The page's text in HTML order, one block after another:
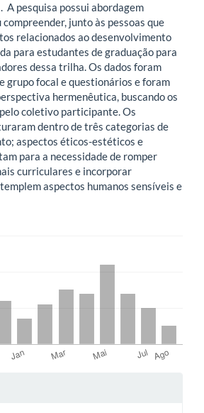
A pesquisa possui abordagem
junto às pessoas que
relacionados ao desenvolvimento
para estudantes de graduação para
dessa trilha. Os dados foram
grupo focal e questionários e foram
hermenêutica, buscando os
coletivo participante. Os
dentro de três categorias de
aspectos éticos-estéticos e
para a necessidade de romper
curriculares e incorporar
aspectos humanos sensíveis e